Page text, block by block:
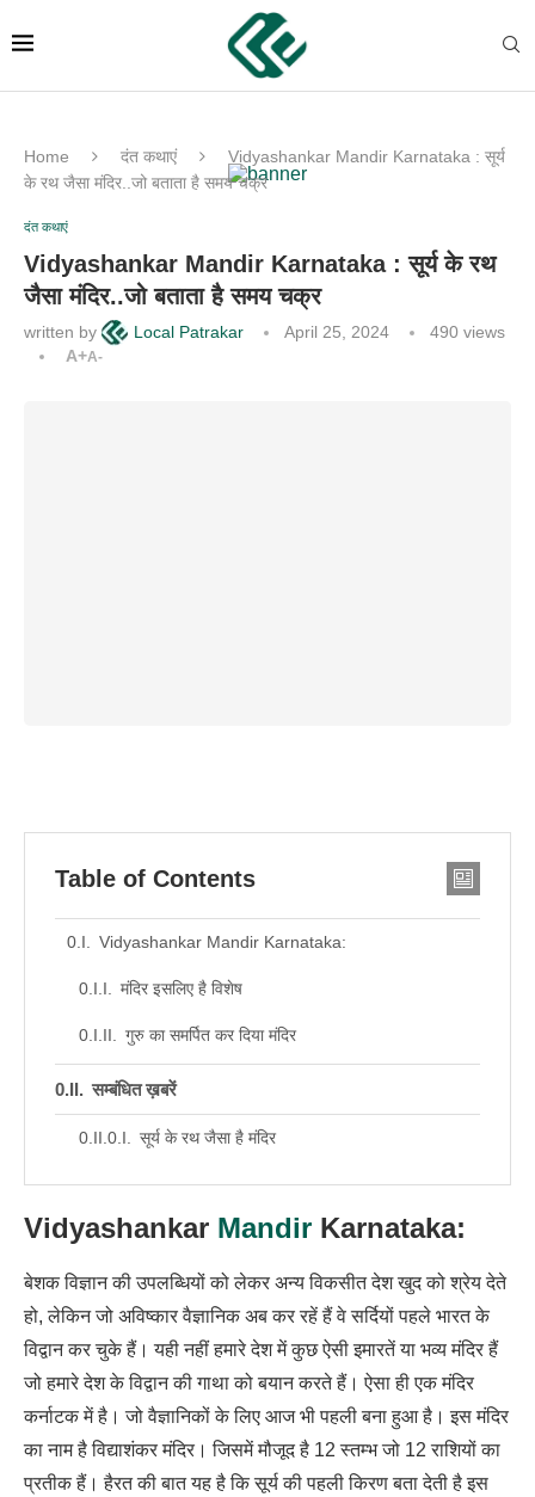
Home दंत कथाएं
Vidyashankar Mandir Karnataka : सूर्य
के रथ जैसा मंदिर..जो बताता है समय चक्र
दंत कथाएं
Vidyashankar Mandir Karnataka : सूर्य के रथ
जैसा मंदिर..जो बताता है समय चक्र
written by Local Patrakar April 25, 2024 490 views
A+A-
Table of Contents
Vidyashankar Mandir Karnataka:
मंदिर इसलिए है विशेष
गुरु का समर्पित कर दिया मंदिर
सम्बंधित ख़बरें
सूर्य के रथ जैसा है मंदिर
Vidyashankar Mandir Karnataka:
बेशक विज्ञान की उपलब्धियों को लेकर अन्य विकसीत देश खुद को श्रेय देते
हो, लेकिन जो अविष्कार वैज्ञानिक अब कर रहें हैं वे सर्दियों पहले भारत के
विद्वान कर चुके हैं। यही नहीं हमारे देश में कुछ ऐसी इमारतें या भव्य मंदिर हैं
जो हमारे देश के विद्वान की गाथा को बयान करते हैं। ऐसा ही एक मंदिर
कर्नाटक में है। जो वैज्ञानिकों के लिए आज भी पहली बना हुआ है। इस मंदिर
का नाम है विद्याशंकर मंदिर। जिसमें मौजूद है 12 स्तम्भ जो 12 राशियों का
प्रतीक हैं। हैरत की बात यह है कि सूर्य की पहली किरण बता देती है इस